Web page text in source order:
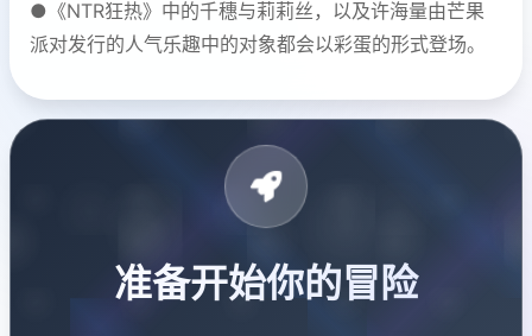
●《NTR狂热》中的千穗与莉莉丝，以及许海量由芒果
派对发行的人气乐趣中的对象都会以彩蛋的形式登场。
准备开始你的冒险